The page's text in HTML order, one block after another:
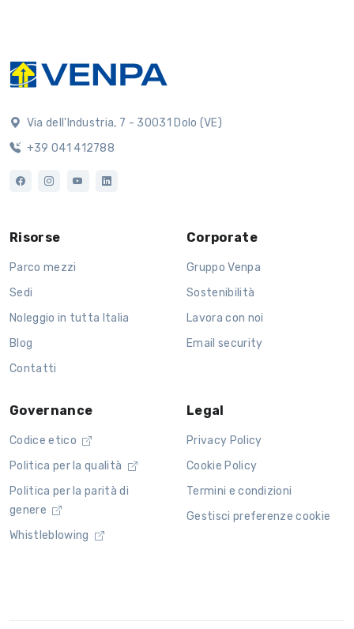
Via dell'Industria, 7 - 30031 Dolo (VE)
+39 041 412788
Risorse
Parco mezzi
Sedi
Noleggio in tutta Italia
Blog
Contatti
Corporate
Gruppo Venpa
Sostenibilità
Lavora con noi
Email security
Governance
Codice etico
Politica per la qualità
Politica per la parità di
genere
Whistleblowing
Legal
Privacy Policy
Cookie Policy
Termini e condizioni
Gestisci preferenze cookie